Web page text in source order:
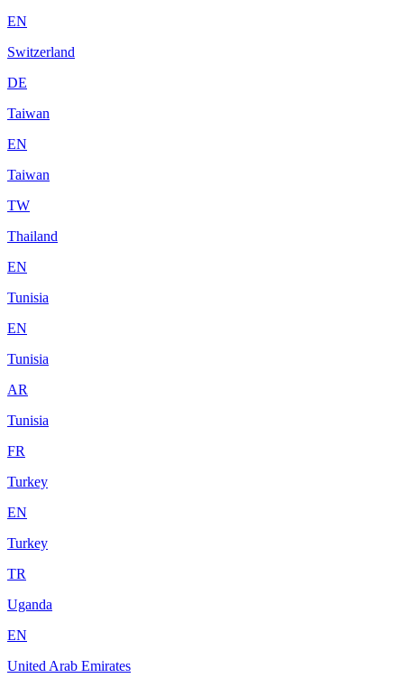
EN
Switzerland
DE
Taiwan
EN
Taiwan
TW
Thailand
EN
Tunisia
EN
Tunisia
AR
Tunisia
FR
Turkey
EN
Turkey
TR
Uganda
EN
United Arab Emirates